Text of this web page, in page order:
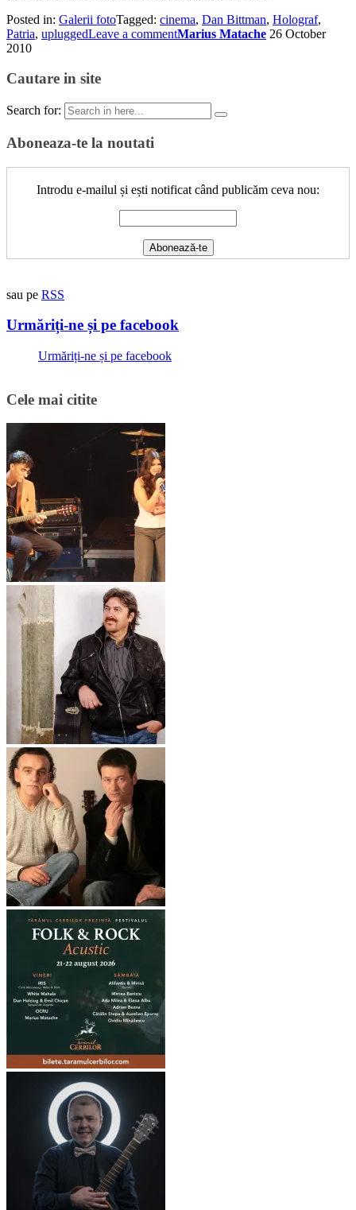
Posted in: Galerii fotoTagged: cinema, Dan Bittman, Holograf,
Patria, upluggedLeave a commentMarius Matache 26 October
2010
Cautare in site
Search for:
Aboneaza-te la noutati
Introdu e-mailul și ești notificat când publicăm ceva nou:
sau pe RSS
Urmăriți-ne și pe facebook
Urmăriți-ne și pe facebook
Cele mai citite